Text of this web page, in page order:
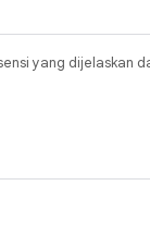
yang dijelaskan